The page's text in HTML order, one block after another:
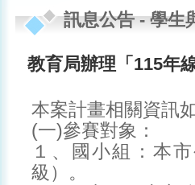
訊息公告-學生
教育局辦理「115年
本案計畫相關資訊
(一)參賽對象：
１、國小組：本
級）。